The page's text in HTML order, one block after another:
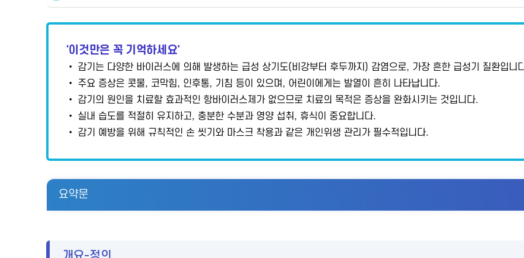
'이것만은 꼭 기억하세요'
• 감기는 다양한 바이러스에 의해 발생하는 급성 상기도(비강부터 후두까지) 감염으로, 가장 흔한 급성기 질환입니
• 주요 증상은 콧물, 코막힘, 인후통, 기침 등이 있으며, 어린이에게는 발열이 흔히 나타납니다.
• 감기의 원인을 치료할 효과적인 항바이러스제가 없으므로 치료의 목적은 증상을 완화시키는 것입니다.
• 실내 습도를 적절히 유지하고, 충분한 수분과 영양 섭취, 휴식이 중요합니다.
• 감기 예방을 위해 규칙적인 손 씻기와 마스크 착용과 같은 개인위생 관리가 필수적입니다.
요약문